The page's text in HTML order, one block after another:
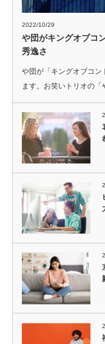
2022/10/29
や団がキングオブコ
秀逸さ
や団が「キングオブコ
ます。お笑いトリオの